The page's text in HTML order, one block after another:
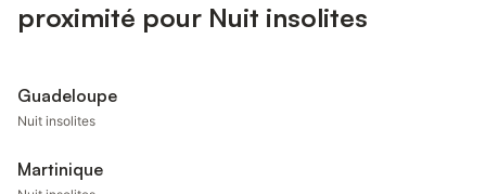
proximité pour Nuit insolites
Guadeloupe
Nuit insolites
Martinique